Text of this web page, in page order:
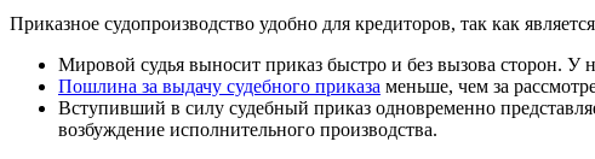
Приказное судопроизводство удобно для кредиторов, так как
Мировой судья выносит приказ быстро и без вызова сторон. У
Пошлина за выдачу судебного приказа меньше, чем за
Вступивший в силу судебный приказ одновременно
возбуждение исполнительного производства.